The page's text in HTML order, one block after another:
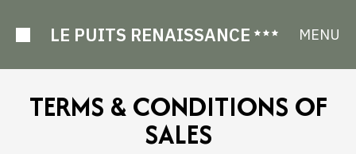
LE PUITS RENAISSANCE MENU
TERMS & CONDITIONS OF
SALES